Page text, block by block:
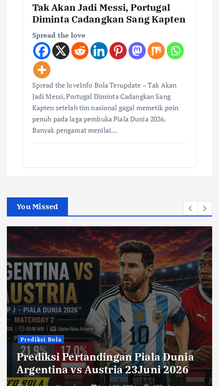
Tak Akan Jadi Messi, Portugal
Diminta Cadangkan Sang Kapten
Spread the love
Spread the loveInfo Bola Terupdate – Tak Akan
Jadi Messi, Portugal Diminta Cadangkan Sang
Kapten setelah tim nasional gagal memetik poin
penuh pada laga pembuka Piala Dunia 2026.
Banyak pengamat menilai…
You Missed
Prediksi Bola
Prediksi Pertandingan Piala Dunia
Argentina vs Austria 23Juni 2026